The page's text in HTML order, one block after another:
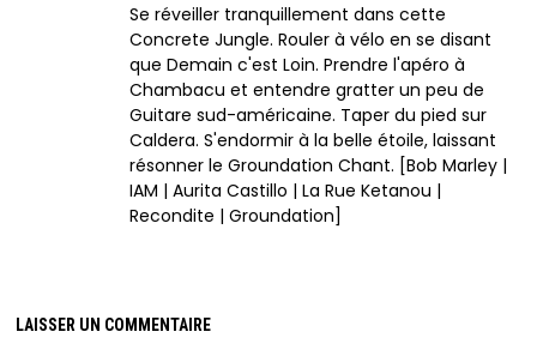
Se réveiller tranquillement dans cette
Concrete Jungle. Rouler à vélo en se disant
que Demain c'est Loin. Prendre l'apéro à
Chambacu et entendre gratter un peu de
Guitare sud-américaine. Taper du pied sur
Caldera. S'endormir à la belle étoile, laissant
résonner le Groundation Chant. [Bob Marley |
IAM | Aurita Castillo | La Rue Ketanou |
Recondite | Groundation]
LAISSER UN COMMENTAIRE